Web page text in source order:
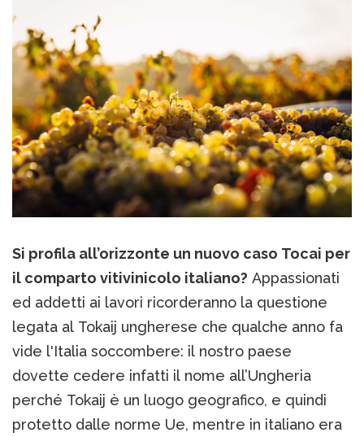
Si profila all’orizzonte un nuovo caso Tocai per
il comparto vitivinicolo italiano? Appassionati
ed addetti ai lavori ricorderanno la questione
legata al Tokaij ungherese che qualche anno fa
vide l'Italia soccombere: il nostro paese
dovette cedere infatti il nome all’Ungheria
perché Tokaij è un luogo geografico, e quindi
protetto dalle norme Ue, mentre in italiano era